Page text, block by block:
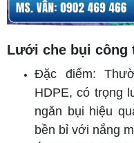
Lưới che bụi công
Đặc điểm:
HDPE, có trọng
ngăn bụi hiệu
bền bỉ với nắng